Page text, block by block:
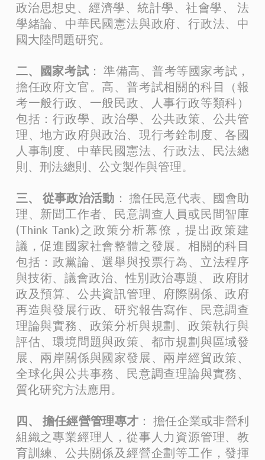
政治思想史、經濟學、統計學、社會學、 法
學緒論、中華民國憲法與政府、行政法、中
國大陸問題研究。
二、國家考試 ： 準備高、普考等國家考試，
擔任政府文官。高、普考試相關的科目（報
考一般行政、一般民政、人事行政等類科）
包括：行政學、政治學、公共政策、公共管
理、地方政府與政治、現行考銓制度、各國
人事制度、中華民國憲法、行政法、民法總
則、刑法總則、公文製作與管理。
三、 從事政治活動 ： 擔任民意代表、國會助
理、新聞工作者、民意調查人員或民間智庫
(Think Tank)之政策分析幕僚，提出政策建
議，促進國家社會整體之發展。相關的科目
包括：政黨論、選舉與投票行為、立法程序
與技術、議會政治、性別政治專題、 政府財
政及預算、公共資訊管理、府際關係、政府
再造與發展行政、研究報告寫作、民意調查
理論與實務、政策分析與規劃、政策執行與
評估、環境問題與政策、都市規劃與區域發
展、兩岸關係與國家發展、兩岸經貿政策、
全球化與公共事務、民意調查理論與實務、
質化研究方法應用。
四、 擔任經營管理專才 ： 擔任企業或非營利
組織之專業經理人，從事人力資源管理、教
育訓練、公共關係及經營企劃等工作，發揮